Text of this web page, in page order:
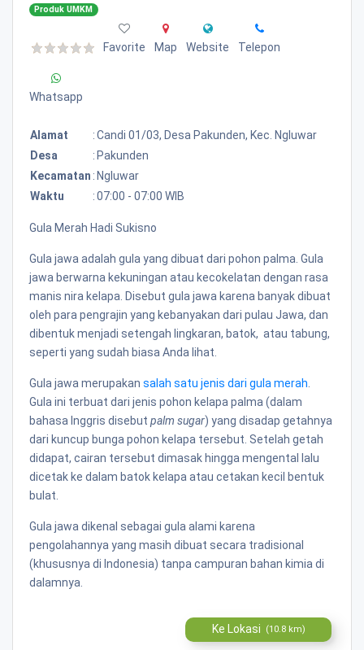
Produk UMKM
Favorite Map Website Telepon
Whatsapp
Alamat :Candi 01/03, Desa Pakunden, Kec. Ngluwar
Desa
: Pakunden
Kecamatan : Ngluwar
Waktu
:07:00 - 07:00 WIB
Gula Merah Hadi Sukisno
Gula jawa adalah gula yang dibuat dari pohon palma. Gula
jawa berwarna kekuningan atau kecokelatan dengan rasa
manis nira kelapa. Disebut gula jawa karena banyak dibuat
oleh para pengrajin yang kebanyakan dari pulau Jawa, dan
dibentuk menjadi setengah lingkaran, batok, atau tabung,
seperti yang sudah biasa Anda lihat.
Gula jawa merupakan salah satu jenis dari gula merah
Gula ini terbuat dari jenis pohon kelapa palma (dalam
bahasa Inggris disebut palm sugar) yang disadap getahnya
dari kuncup bunga pohon kelapa tersebut. Setelah getah
didapat, cairan tersebut dimasak hingga mengental lalu
dicetak ke dalam batok kelapa atau cetakan kecil bentuk
bulat.
Gula jawa dikenal sebagai gula alami karena
pengolahannya yang masih dibuat secara tradisional
(khususnya di Indonesia) tanpa campuran bahan kimia di
dalamnya.
Ke Lokasi (10.8 km)